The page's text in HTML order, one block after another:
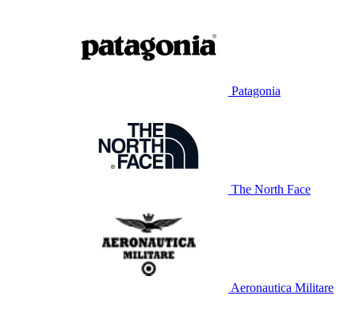
Patagonia
The North Face
Aeronautica Militare